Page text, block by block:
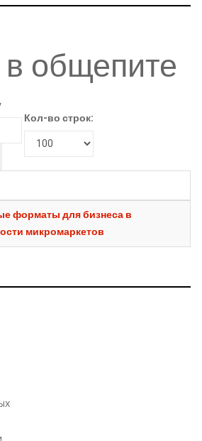
общепите
Кол-во строк:
форматы для бизнеса в
микромаркетов